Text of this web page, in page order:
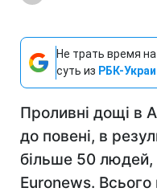
Не трать время
суть из РБК-
Проливні дощі в
до повені, в
більше 50 людей,
Euronews. Всього